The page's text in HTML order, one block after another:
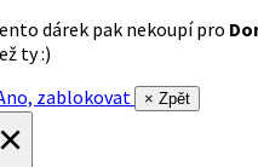
dárek pak nekoupí pro
ty :)
zablokovat
× Zpět